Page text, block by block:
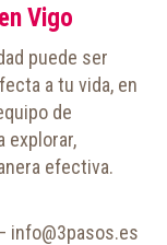
Vigo
puede ser
a tu vida, en
de
explorar,
efectiva.
info@3pasos.es